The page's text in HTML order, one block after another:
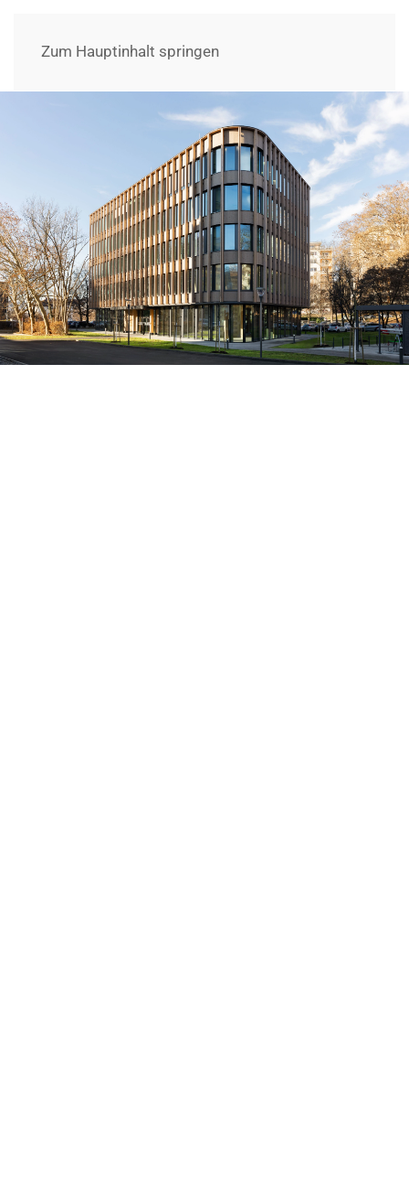
Zum Hauptinhalt springen